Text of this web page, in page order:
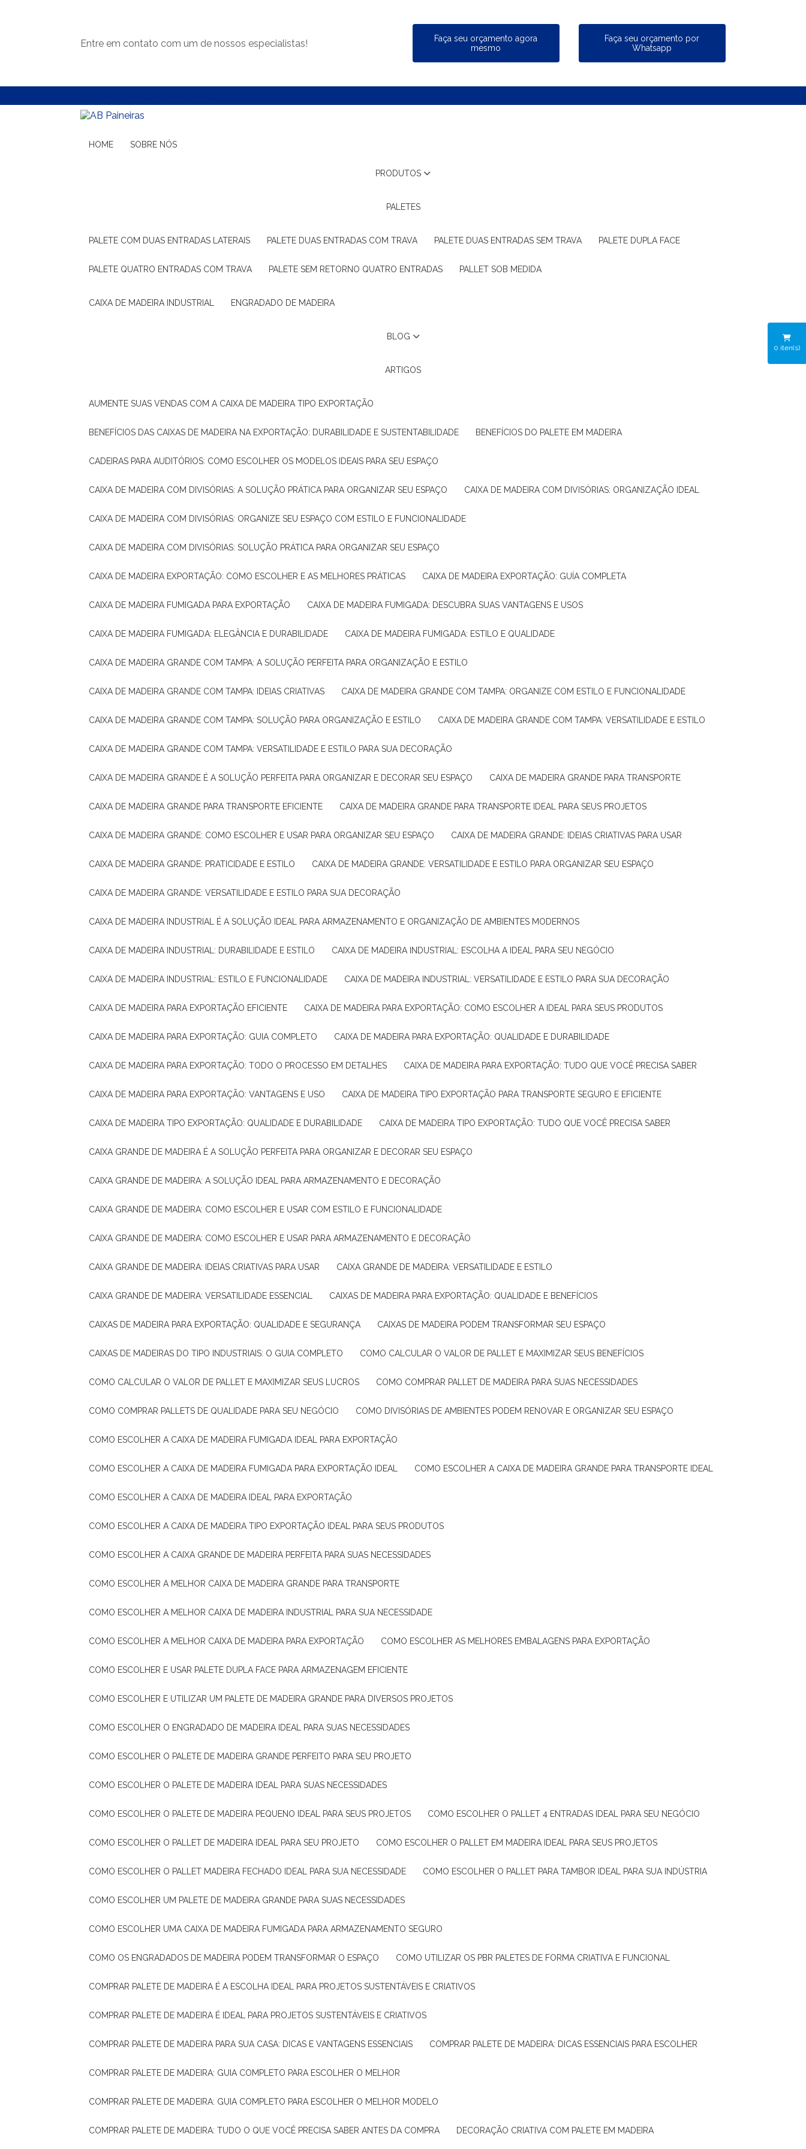
Entre em contato com um de nossos especialistas!
Faça seu orçamento agora
mesmo
Faça seu orçamento por
Whatsapp
HOME SOBRE NÓS
PRODUTOS
PALETES
PALETE COM DUAS ENTRADAS LATERAIS PALETE DUAS ENTRADAS COM TRAVA PALETE DUAS ENTRADAS SEM TRAVA PALETE DUPLA FACE
PALETE QUATRO ENTRADAS COM TRAVA PALETE SEM RETORNO QUATRO ENTRADAS PALLET SOB MEDIDA
CAIXA DE MADEIRA INDUSTRIAL ENGRADADO DE MADEIRA
BLOG
ARTIGOS
AUMENTE SUAS VENDAS COM A CAIXA DE MADEIRA TIPO EXPORTAÇÃO
BENEFÍCIOS DAS CAIXAS DE MADEIRA NA EXPORTAÇÃO: DURABILIDADE E SUSTENTABILIDADE BENEFÍCIOS DO PALETE EM MADEIRA
CADEIRAS PARA AUDITÓRIOS: COMO ESCOLHER OS MODELOS IDEAIS PARA SEU ESPAÇO
CAIXA DE MADEIRA COM DIVISÓRIAS: A SOLUÇÃO PRÁTICA PARA ORGANIZAR SEU ESPAÇO CAIXA DE MADEIRA COM DIVISÓRIAS: ORGANIZAÇÃO IDEAL
CAIXA DE MADEIRA COM DIVISÓRIAS: ORGANIZE SEU ESPAÇO COM ESTILO E FUNCIONALIDADE
CAIXA DE MADEIRA COM DIVISÓRIAS: SOLUÇÃO PRÁTICA PARA ORGANIZAR SEU ESPAÇO
CAIXA DE MADEIRA EXPORTAÇÃO: COMO ESCOLHER E AS MELHORES PRÁTICAS CAIXA DE MADEIRA EXPORTAÇÃO: GUÍA COMPLETA
CAIXA DE MADEIRA FUMIGADA PARA EXPORTAÇÃO CAIXA DE MADEIRA FUMIGADA: DESCUBRA SUAS VANTAGENS E USOS
CAIXA DE MADEIRA FUMIGADA: ELEGÂNCIA E DURABILIDADE CAIXA DE MADEIRA FUMIGADA: ESTILO E QUALIDADE
CAIXA DE MADEIRA GRANDE COM TAMPA: A SOLUÇÃO PERFEITA PARA ORGANIZAÇÃO E ESTILO
CAIXA DE MADEIRA GRANDE COM TAMPA: IDEIAS CRIATIVAS CAIXA DE MADEIRA GRANDE COM TAMPA: ORGANIZE COM ESTILO E FUNCIONALIDADE
CAIXA DE MADEIRA GRANDE COM TAMPA: SOLUÇÃO PARA ORGANIZAÇÃO E ESTILO CAIXA DE MADEIRA GRANDE COM TAMPA: VERSATILIDADE E ESTILO
CAIXA DE MADEIRA GRANDE COM TAMPA: VERSATILIDADE E ESTILO PARA SUA DECORAÇÃO
CAIXA DE MADEIRA GRANDE É A SOLUÇÃO PERFEITA PARA ORGANIZAR E DECORAR SEU ESPAÇO CAIXA DE MADEIRA GRANDE PARA TRANSPORTE
CAIXA DE MADEIRA GRANDE PARA TRANSPORTE EFICIENTE CAIXA DE MADEIRA GRANDE PARA TRANSPORTE IDEAL PARA SEUS PROJETOS
CAIXA DE MADEIRA GRANDE: COMO ESCOLHER E USAR PARA ORGANIZAR SEU ESPAÇO CAIXA DE MADEIRA GRANDE: IDEIAS CRIATIVAS PARA USAR
CAIXA DE MADEIRA GRANDE: PRATICIDADE E ESTILO CAIXA DE MADEIRA GRANDE: VERSATILIDADE E ESTILO PARA ORGANIZAR SEU ESPAÇO
CAIXA DE MADEIRA GRANDE: VERSATILIDADE E ESTILO PARA SUA DECORAÇÃO
CAIXA DE MADEIRA INDUSTRIAL É A SOLUÇÃO IDEAL PARA ARMAZENAMENTO E ORGANIZAÇÃO DE AMBIENTES MODERNOS
CAIXA DE MADEIRA INDUSTRIAL: DURABILIDADE E ESTILO CAIXA DE MADEIRA INDUSTRIAL: ESCOLHA A IDEAL PARA SEU NEGÓCIO
CAIXA DE MADEIRA INDUSTRIAL: ESTILO E FUNCIONALIDADE CAIXA DE MADEIRA INDUSTRIAL: VERSATILIDADE E ESTILO PARA SUA DECORAÇÃO
CAIXA DE MADEIRA PARA EXPORTAÇÃO EFICIENTE CAIXA DE MADEIRA PARA EXPORTAÇÃO: COMO ESCOLHER A IDEAL PARA SEUS PRODUTOS
CAIXA DE MADEIRA PARA EXPORTAÇÃO: GUIA COMPLETO CAIXA DE MADEIRA PARA EXPORTAÇÃO: QUALIDADE E DURABILIDADE
CAIXA DE MADEIRA PARA EXPORTAÇÃO: TODO O PROCESSO EM DETALHES CAIXA DE MADEIRA PARA EXPORTAÇÃO: TUDO QUE VOCÊ PRECISA SABER
CAIXA DE MADEIRA PARA EXPORTAÇÃO: VANTAGENS E USO CAIXA DE MADEIRA TIPO EXPORTAÇÃO PARA TRANSPORTE SEGURO E EFICIENTE
CAIXA DE MADEIRA TIPO EXPORTAÇÃO: QUALIDADE E DURABILIDADE CAIXA DE MADEIRA TIPO EXPORTAÇÃO: TUDO QUE VOCÊ PRECISA SABER
CAIXA GRANDE DE MADEIRA É A SOLUÇÃO PERFEITA PARA ORGANIZAR E DECORAR SEU ESPAÇO
CAIXA GRANDE DE MADEIRA: A SOLUÇÃO IDEAL PARA ARMAZENAMENTO E DECORAÇÃO
CAIXA GRANDE DE MADEIRA: COMO ESCOLHER E USAR COM ESTILO E FUNCIONALIDADE
CAIXA GRANDE DE MADEIRA: COMO ESCOLHER E USAR PARA ARMAZENAMENTO E DECORAÇÃO
CAIXA GRANDE DE MADEIRA: IDEIAS CRIATIVAS PARA USAR CAIXA GRANDE DE MADEIRA: VERSATILIDADE E ESTILO
CAIXA GRANDE DE MADEIRA: VERSATILIDADE ESSENCIAL CAIXAS DE MADEIRA PARA EXPORTAÇÃO: QUALIDADE E BENEFÍCIOS
CAIXAS DE MADEIRA PARA EXPORTAÇÃO: QUALIDADE E SEGURANÇA CAIXAS DE MADEIRA PODEM TRANSFORMAR SEU ESPAÇO
CAIXAS DE MADEIRAS DO TIPO INDUSTRIAIS: O GUIA COMPLETO COMO CALCULAR O VALOR DE PALLET E MAXIMIZAR SEUS BENEFÍCIOS
COMO CALCULAR O VALOR DE PALLET E MAXIMIZAR SEUS LUCROS COMO COMPRAR PALLET DE MADEIRA PARA SUAS NECESSIDADES
COMO COMPRAR PALLETS DE QUALIDADE PARA SEU NEGÓCIO COMO DIVISÓRIAS DE AMBIENTES PODEM RENOVAR E ORGANIZAR SEU ESPAÇO
COMO ESCOLHER A CAIXA DE MADEIRA FUMIGADA IDEAL PARA EXPORTAÇÃO
COMO ESCOLHER A CAIXA DE MADEIRA FUMIGADA PARA EXPORTAÇÃO IDEAL COMO ESCOLHER A CAIXA DE MADEIRA GRANDE PARA TRANSPORTE IDEAL
COMO ESCOLHER A CAIXA DE MADEIRA IDEAL PARA EXPORTAÇÃO
COMO ESCOLHER A CAIXA DE MADEIRA TIPO EXPORTAÇÃO IDEAL PARA SEUS PRODUTOS
COMO ESCOLHER A CAIXA GRANDE DE MADEIRA PERFEITA PARA SUAS NECESSIDADES
COMO ESCOLHER A MELHOR CAIXA DE MADEIRA GRANDE PARA TRANSPORTE
COMO ESCOLHER A MELHOR CAIXA DE MADEIRA INDUSTRIAL PARA SUA NECESSIDADE
COMO ESCOLHER A MELHOR CAIXA DE MADEIRA PARA EXPORTAÇÃO COMO ESCOLHER AS MELHORES EMBALAGENS PARA EXPORTAÇÃO
COMO ESCOLHER E USAR PALETE DUPLA FACE PARA ARMAZENAGEM EFICIENTE
COMO ESCOLHER E UTILIZAR UM PALETE DE MADEIRA GRANDE PARA DIVERSOS PROJETOS
COMO ESCOLHER O ENGRADADO DE MADEIRA IDEAL PARA SUAS NECESSIDADES
COMO ESCOLHER O PALETE DE MADEIRA GRANDE PERFEITO PARA SEU PROJETO
COMO ESCOLHER O PALETE DE MADEIRA IDEAL PARA SUAS NECESSIDADES
COMO ESCOLHER O PALETE DE MADEIRA PEQUENO IDEAL PARA SEUS PROJETOS COMO ESCOLHER O PALLET 4 ENTRADAS IDEAL PARA SEU NEGÓCIO
COMO ESCOLHER O PALLET DE MADEIRA IDEAL PARA SEU PROJETO COMO ESCOLHER O PALLET EM MADEIRA IDEAL PARA SEUS PROJETOS
COMO ESCOLHER O PALLET MADEIRA FECHADO IDEAL PARA SUA NECESSIDADE COMO ESCOLHER O PALLET PARA TAMBOR IDEAL PARA SUA INDÚSTRIA
COMO ESCOLHER UM PALETE DE MADEIRA GRANDE PARA SUAS NECESSIDADES
COMO ESCOLHER UMA CAIXA DE MADEIRA FUMIGADA PARA ARMAZENAMENTO SEGURO
COMO OS ENGRADADOS DE MADEIRA PODEM TRANSFORMAR O ESPAÇO COMO UTILIZAR OS PBR PALETES DE FORMA CRIATIVA E FUNCIONAL
COMPRAR PALETE DE MADEIRA É A ESCOLHA IDEAL PARA PROJETOS SUSTENTÁVEIS E CRIATIVOS
COMPRAR PALETE DE MADEIRA É IDEAL PARA PROJETOS SUSTENTÁVEIS E CRIATIVOS
COMPRAR PALETE DE MADEIRA PARA SUA CASA: DICAS E VANTAGENS ESSENCIAIS COMPRAR PALETE DE MADEIRA: DICAS ESSENCIAIS PARA ESCOLHER
COMPRAR PALETE DE MADEIRA: GUIA COMPLETO PARA ESCOLHER O MELHOR
COMPRAR PALETE DE MADEIRA: GUIA COMPLETO PARA ESCOLHER O MELHOR MODELO
COMPRAR PALETE DE MADEIRA: TUDO O QUE VOCÊ PRECISA SABER ANTES DA COMPRA DECORAÇÃO CRIATIVA COM PALETE EM MADEIRA
0 iten(s)